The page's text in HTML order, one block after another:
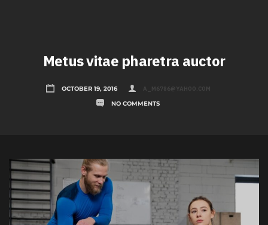
Metus vitae pharetra auctor
OCTOBER 19, 2016 A_M6786@YAHOO.COM
NO COMMENTS